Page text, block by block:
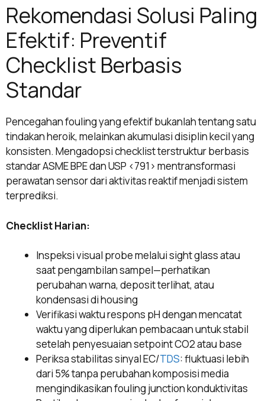
Rekomendasi Solusi Paling
Efektif: Preventif
Checklist Berbasis
Standar
Pencegahan fouling yang efektif bukanlah tentang satu
tindakan heroik, melainkan akumulasi disiplin kecil yang
konsisten. Mengadopsi checklist terstruktur berbasis
standar ASME BPE dan USP <791> mentransformasi
perawatan sensor dari aktivitas reaktif menjadi sistem
terprediksi.
Checklist Harian:
Inspeksi visual probe melalui sight glass atau
saat pengambilan sampel—perhatikan
perubahan warna, deposit terlihat, atau
kondensasi di housing
Verifikasi waktu respons pH dengan mencatat
waktu yang diperlukan pembacaan untuk stabil
setelah penyesuaian setpoint CO2 atau base
Periksa stabilitas sinyal EC/TDS: fluktuasi lebih
dari 5% tanpa perubahan komposisi media
mengindikasikan fouling junction konduktivitas